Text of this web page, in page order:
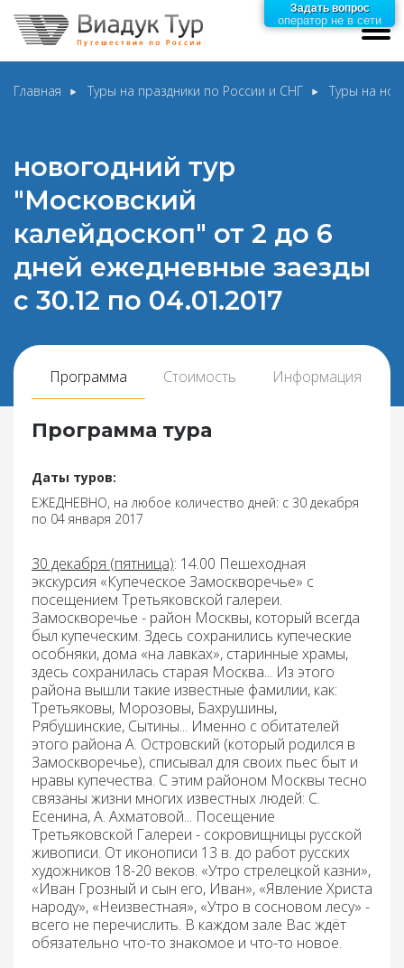
Главная Туры на праздники по России и СНГ Туры на
новогодний тур
"Московский
калейдоскоп" от 2 до 6
дней ежедневные заезды
с 30.12 по 04.01.2017
Программа Стоимость Информация
Программа тура
Даты туров:
ЕЖЕДНЕВНО, на любое количество дней: с 30 декабря
по 04 января 2017
30 декабря (пятница): 14.00 Пешеходная
экскурсия «Купеческое Замоскворечье» с
посещением Третьяковской галереи.
Замоскворечье - район Москвы, который всегда
был купеческим. Здесь сохранились купеческие
особняки, дома «на лавках», старинные храмы,
здесь сохранилась старая Москва... Из этого
района вышли такие известные фамилии, как:
Третьяковы, Морозовы, Бахрушины,
Рябушинские, Сытины... Именно с обитателей
этого района А. Островский (который родился в
Замоскворечье), списывал для своих пьес быт и
нравы купечества. С этим районом Москвы тесно
связаны жизни многих известных людей: С.
Есенина, А. Ахматовой... Посещение
Третьяковской Галереи - сокровищницы русской
живописи. От иконописи 13 в. до работ русских
художников 18-20 веков. «Утро стрелецкой казни»,
«Иван Грозный и сын его, Иван», «Явление Христа
народу», «Неизвестная», «Утро в сосновом лесу» -
всего не перечислить. В каждом зале Вас ждёт
обязательно что-то знакомое и что-то новое.
Задать вопрос
оператор не в сети